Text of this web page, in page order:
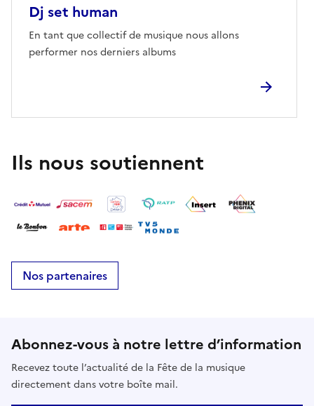
Dj set human
En tant que collectif de musique nous allons
performer nos derniers albums
Ils nous soutiennent
Nos partenaires
Abonnez-vous à notre lettre d’information
Recevez toute l’actualité de la Fête de la musique
directement dans votre boîte mail.